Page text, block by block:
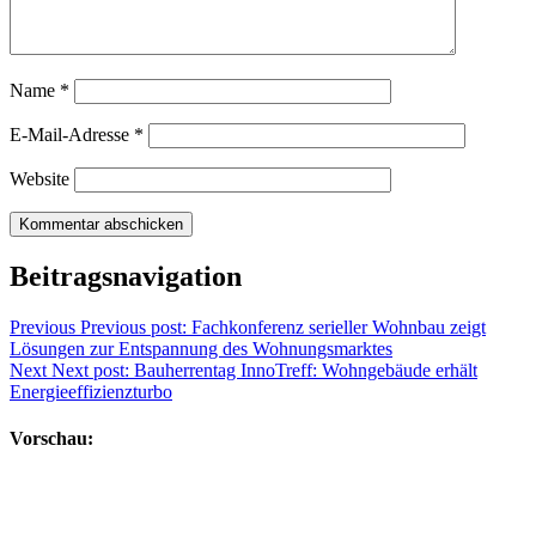
Name *
E-Mail-Adresse *
Website
Beitragsnavigation
Previous Previous post: Fachkonferenz serieller Wohnbau zeigt
Lösungen zur Entspannung des Wohnungsmarktes
Next Next post: Bauherrentag InnoTreff: Wohngebäude erhält
Energieeffizienzturbo
Vorschau: